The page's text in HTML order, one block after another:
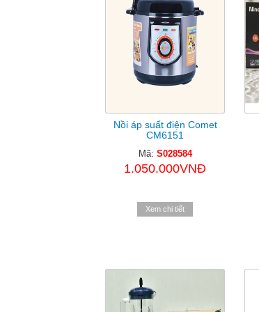
Nồi áp suất điện Comet
CM6151
Mã: S028584
1.050.000VNĐ
Xem chi tiết